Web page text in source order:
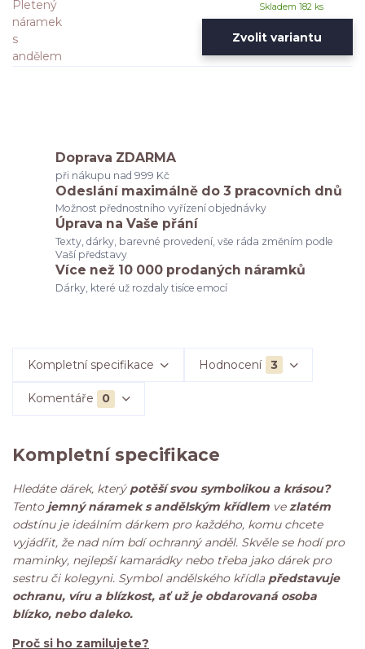
Skladem 182 ks
Zvolit variantu
Doprava ZDARMA
při nákupu nad 999 Kč
Odeslání maximálně do 3 pracovních dnů
Možnost přednostního vyřízení objednávky
Úprava na Vaše přání
Texty, dárky, barevné provedení, vše ráda změním podle
Vaší představy
Více než 10 000 prodaných náramků
Dárky, které už rozdaly tisíce emocí
Kompletní specifikace Hodnocení 3
Komentáře 0
Kompletní specifikace
Hledáte dárek, který potěší svou symbolikou a krásou?
Tentojemný náramek s andělským křídlem vezlatém
odstínu je ideálním dárkem pro každého, komu chcete
vyjádřit, že nad ním bdí ochranný anděl. Skvěle se hodí pro
maminky, nejlepší kamarádky nebo třeba jako dárek pro
sestru či kolegyni. Symbol andělského křídla představuje
ochranu, víru a blízkost, ať už je obdarovaná osoba
blízko, nebo daleko.
Proč si ho zamilujete?